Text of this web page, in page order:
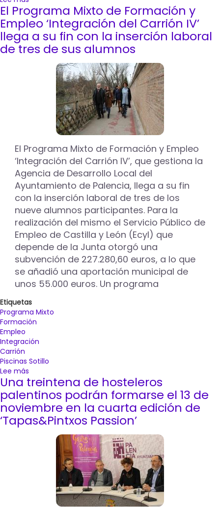
La
ADL
pone
en
marcha
Capacitación
Habilidades
Digitales
comercio
de
Palencia
El Programa Mixto de Formación y
Empleo ‘Integración del Carrión IV’
llega a su fin con la inserción laboral
de tres de sus alumnos
El Programa Mixto de Formación y Empleo
‘Integración del Carrión IV’, que gestiona la
Agencia de Desarrollo Local del
Ayuntamiento de Palencia, llega a su fin
con la inserción laboral de tres de los
nueve alumnos participantes. Para la
realización del mismo el Servicio Público de
Empleo de Castilla y León (Ecyl) que
depende de la Junta otorgó una
subvención de 227.280,60 euros, a lo que
se añadió una aportación municipal de
unos 55.000 euros. Un programa
Etiquetas
Programa Mixto
Formación
Empleo
Integración
Carrión
Piscinas Sotillo
Lee más
El
Programa
Mixto
de
Formación
‘Integración
Una treintena de hosteleros
palentinos podrán formarse el 13 de
noviembre en la cuarta edición de
‘Tapas&Pintxos Passion’